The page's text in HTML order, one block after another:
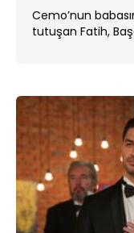
Cemo’nun
tutuşan Fatih,